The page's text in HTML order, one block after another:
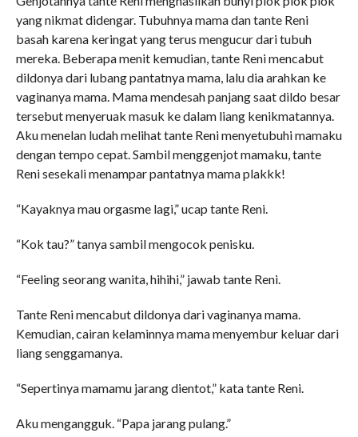
yang nikmat didengar. Tubuhnya mama dan tante Reni
basah karena keringat yang terus mengucur dari tubuh
mereka. Beberapa menit kemudian, tante Reni mencabut
dildonya dari lubang pantatnya mama, lalu dia arahkan ke
vaginanya mama. Mama mendesah panjang saat dildo besar
tersebut menyeruak masuk ke dalam liang kenikmatannya.
Aku menelan ludah melihat tante Reni menyetubuhi mamaku
dengan tempo cepat. Sambil menggenjot mamaku, tante
Reni sesekali menampar pantatnya mama plakkk!
“Kayaknya mau orgasme lagi,” ucap tante Reni.
“Kok tau?” tanya sambil mengocok penisku.
“Feeling seorang wanita, hihihi,” jawab tante Reni.
Tante Reni mencabut dildonya dari vaginanya mama.
Kemudian, cairan kelaminnya mama menyembur keluar dari
liang senggamanya.
“Sepertinya mamamu jarang dientot,” kata tante Reni.
Aku mengangguk. “Papa jarang pulang.”